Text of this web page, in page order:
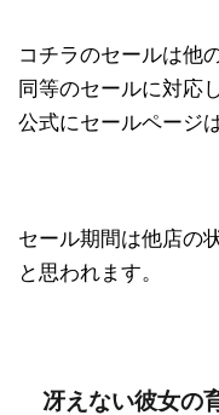
コチラのセールは他
同等のセールに対応
公式にセールページ
セール期間は他店の
と思われます。
冴えない彼女の